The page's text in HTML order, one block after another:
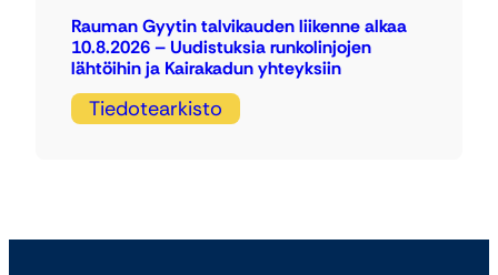
Rauman Gyytin talvikauden liikenne alkaa
10.8.2026 – Uudistuksia runkolinjojen
lähtöihin ja Kairakadun yhteyksiin
Tiedotearkisto